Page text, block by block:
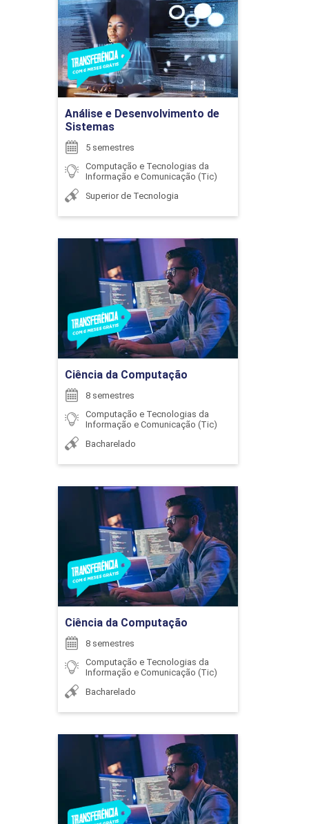
DIREITO DIGITAL
126
ENADE (OBRIGATÓRIO)
0
ENCONTRO ACADÊMICO/AVALIAÇÃO
6
ENCONTRO ACADÊMICO/AVALIAÇÃO
6
ENCONTRO ACADÊMICO/AVALIAÇÃO
VALESKA GUIMARAES REZENDE DA CUNHA
Análise e Desenvolvimento de
Sistemas
5 semestres
Computação e Tecnologias da
Informação e Comunicação (Tic)
Superior de Tecnologia
de Sistemas
Detalhes do curso
Ir para Inscrição
Ciência da Computação
8 semestres
Computação e Tecnologias da
Informação e Comunicação (Tic)
Bacharelado
Ciência da Computação
Detalhes do curso
Ir para Inscrição
Ciência da Computação
8 semestres
Computação e Tecnologias da
Informação e Comunicação (Tic)
Bacharelado
Ciência da Computação
Detalhes do curso
Ir para Inscrição
Ciência da Computação
Detalhes do curso